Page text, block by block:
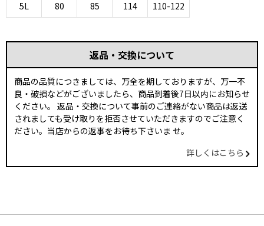
5L
80 85 114 110-122
返品・交換について
商品の品質につきましては、万全を期しておりますが、万一不
良・破損などがございましたら、商品到着後7日以内にお知らせ
ください。 返品・交換について事前のご連絡がない商品は返送
されましても受け取りを拒否させていただきますのでご注意く
ださい。当店からの返事をお待ち下さいま せ。
詳しくはこちら